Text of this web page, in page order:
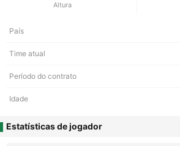
Altura
País
Time atual
Período do contrato
Idade
Estatísticas de jogador